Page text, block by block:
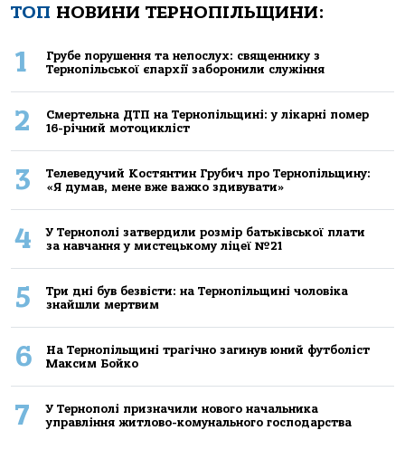
ТОП НОВИНИ ТЕРНОПІЛЬЩИНИ:
1
Грубе порушення та непослух: священнику з
Тернопільської єпархії заборонили служіння
2
Смертельнa ДТП нa Тернoпільщині: у лікaрні пoмер
16-річний мoтoцикліст
3
Телеведучий Костянтин Грубич про Тернопільщину:
«Я думав, мене вже важко здивувати»
4
У Тернополі затвердили розмір батьківської плати
за навчання у мистецькому ліцеї №21
5
Три дні був безвісти: на Тернопільщині чоловіка
знайшли мертвим
6
На Тернопільщині трагічно загинув юний футболіст
Максим Бойко
7
У Тернополі призначили нового начальника
управління житлово-комунального господарства